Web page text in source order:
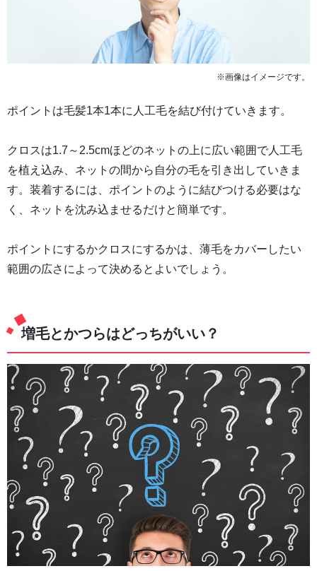
※画像はイメージです。
ポイントは毛髪1本1本に人工毛を結び付けていきます。
クロスは1.7～2.5cmほどのネットの上に広い範囲で人工毛
を植え込み、ネットの間から自分の毛を引き出していきま
す。装着するには、ポイントのように結びつける必要はな
く、ネットを沈み込ませるだけと簡単です。
ポイントにするかクロスにするかは、薄毛をカバーしたい
範囲の広さによって決めるとよいでしょう。
増毛とかつらはどっちがいい？